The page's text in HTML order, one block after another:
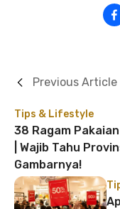
Tips & Lifestyle
38 Ragam
| Wajib Tahu
Gambarnya!
Previous Article